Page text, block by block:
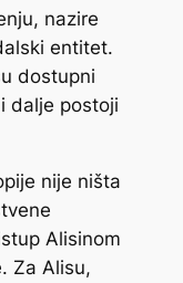
nazire
entitet.
dostupni
dalje postoji
nije ništa
Alisinom
Za Alisu,